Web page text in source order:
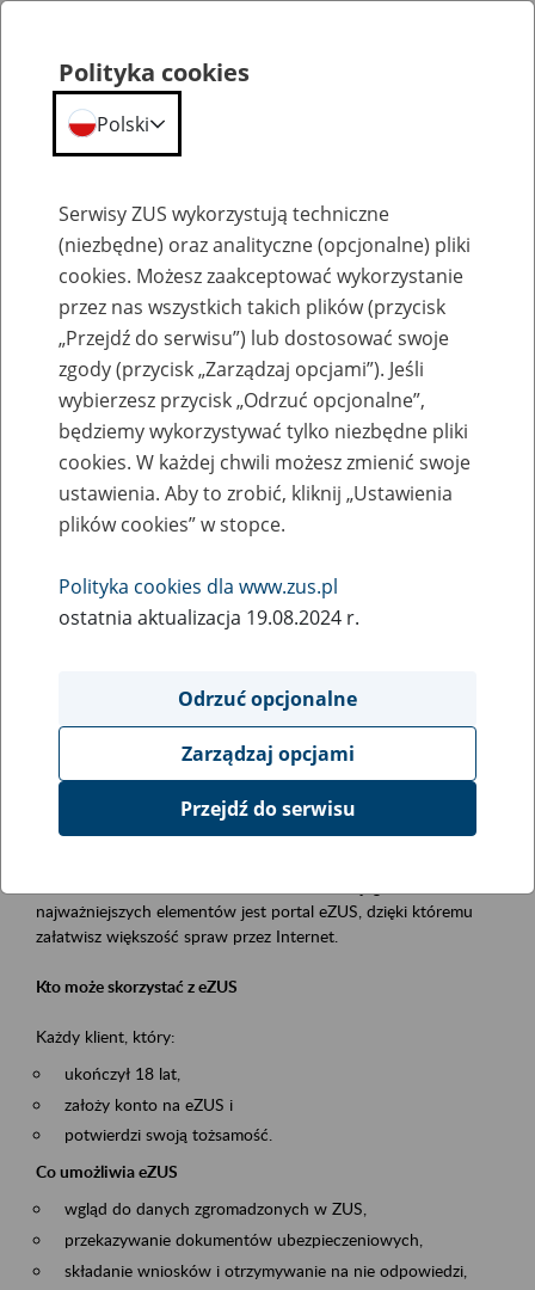
Szkolenia
Zaproś ZUS do siebie - zakładanie profili
eZUS w siedzibie Twojej firmy
Rodzaj wydarzenia
Szkolenia
Obszar merytoryczny
obsługa klientów
Opis wydarzenia
Platforma Usług Elektronicznych ZUS eZUS
najważniejszych elementów jest portal eZUS, dzięki któremu
załatwisz większość spraw przez Internet.
Kto może skorzystać z eZUS
Każdy klient, który:
ukończył 18 lat,
założy konto na eZUS i
potwierdzi swoją tożsamość.
Co umożliwia eZUS
wgląd do danych zgromadzonych w ZUS,
przekazywanie dokumentów ubezpieczeniowych,
składanie wniosków i otrzymywanie na nie odpowiedzi,
Polityka cookies
Polski
Serwisy ZUS wykorzystują techniczne
(niezbędne) oraz analityczne (opcjonalne) pliki
cookies. Możesz zaakceptować wykorzystanie
przez nas wszystkich takich plików (przycisk
„Przejdź do serwisu”) lub dostosować swoje
zgody (przycisk „Zarządzaj opcjami”). Jeśli
wybierzesz przycisk „Odrzuć opcjonalne”,
będziemy wykorzystywać tylko niezbędne pliki
cookies. W każdej chwili możesz zmienić swoje
ustawienia. Aby to zrobić, kliknij „Ustawienia
plików cookies” w stopce.
Polityka cookies dla www.zus.pl
ostatnia aktualizacja 19.08.2024 r.
Odrzuć opcjonalne
Zarządzaj opcjami
Przejdź do serwisu